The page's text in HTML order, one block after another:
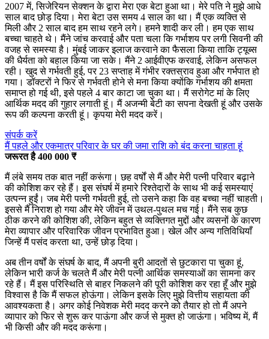
2007 में, सिजेरियन सेक्शन के द्वारा मेरा एक बेटा हुआ था। मेरे पति ने मुझे आधे
साल बाद छोड़ दिया। मेरा बेटा उस समय 4 साल का था। मैं एक व्यक्ति से
मिली और 2 साल बाद हम साथ रहने लगे। हमने शादी कर ली। हम एक साथ
बच्चा चाहते थे। मैंने जांच करवाई और पता चला कि गर्भाशय पर लगी सिवनी की
वजह से समस्या है। मुंबई जाकर इलाज करवाने का फैसला किया ताकि ट्यूब्स
की धैर्यता को बहाल किया जा सके। मैंने 2 आईवीएफ करवाई, लेकिन असफल
रही। खुद से गर्भवती हुई, पर 23 सप्ताह में गंभीर रक्तस्राव हुआ और गर्भपात हो
गया। डॉक्टरों ने फिर से गर्भवती होने से मना किया क्योंकि गर्भाशय की क्षमता
समाप्त हो गई थी, इसे पहले 4 बार काटा जा चुका था। मैं सरोगेट मां के लिए
आर्थिक मदद की गुहार लगाती हूं। मैं अजन्मी बेटी का सपना देखती हूं और उसके
रूप की कल्पना करती हूं। कृपया मेरी मदद करें।
संपर्क करें
मैं पहले और एकमात्र परिवार के घर की जमा राशि को बंद करना चाहता हूं
जरूरत है 400 000 ₹
मैं लंबे समय तक बात नहीं करूंगा। छह वर्षों से मैं और मेरी पत्नी परिवार बढ़ाने
की कोशिश कर रहे हैं। इस संघर्ष में हमारे रिश्तेदारों के साथ भी कई समस्याएं
उत्पन्न हुईं। जब मेरी पत्नी गर्भवती हुई, तो उसने कहा कि वह बच्चा नहीं चाहती।
इससे मैं निराश हो गया और मेरे जीवन में उथल-पुथल मच गई। मैंने सब कुछ
ठीक करने की कोशिश की, लेकिन बहुत से व्यक्तिगत मुद्दों और व्यसनों के कारण
मेरा व्यापार और परिवारिक जीवन प्रभावित हुआ। खेल और अन्य गतिविधियाँ
जिन्हें मैं पसंद करता था, उन्हें छोड़ दिया।
अब तीन वर्षों के संघर्ष के बाद, मैं अपनी बुरी आदतों से छुटकारा पा चुका हूं,
लेकिन भारी कर्ज के चलते मैं और मेरी पत्नी आर्थिक समस्याओं का सामना कर
रहे हैं। मैं इस परिस्थिति से बाहर निकलने की पूरी कोशिश कर रहा हूँ और मुझे
विश्वास है कि मैं सफल होऊंगा। लेकिन इसके लिए मुझे वित्तीय सहायता की
आवश्यकता है। अगर कोई निवेशक मेरी मदद करने को तैयार हो तो मैं अपने
व्यापार को फिर से शुरू कर पाऊंगा और कर्ज से मुक्त हो जाऊंगा। भविष्य में, मैं
भी किसी और की मदद करूंगा।